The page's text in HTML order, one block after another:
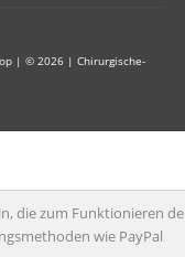
| © 2026 | Chirurgische-
die zum Funktionieren
wie PayPal